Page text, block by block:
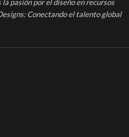
pasión por el diseño en recursos
Conectando el talento global